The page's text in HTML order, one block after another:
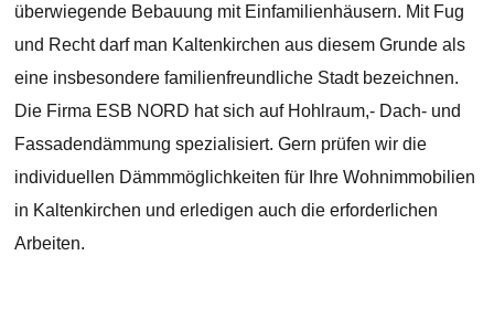
überwiegende Bebauung mit Einfamilienhäusern. Mit Fug
und Recht darf man Kaltenkirchen aus diesem Grunde als
eine insbesondere familienfreundliche Stadt bezeichnen.
Die Firma ESB NORD hat sich auf Hohlraum,- Dach- und
Fassadendämmung spezialisiert. Gern prüfen wir die
individuellen Dämmmöglichkeiten für Ihre Wohnimmobilien
in Kaltenkirchen und erledigen auch die erforderlichen
Arbeiten.